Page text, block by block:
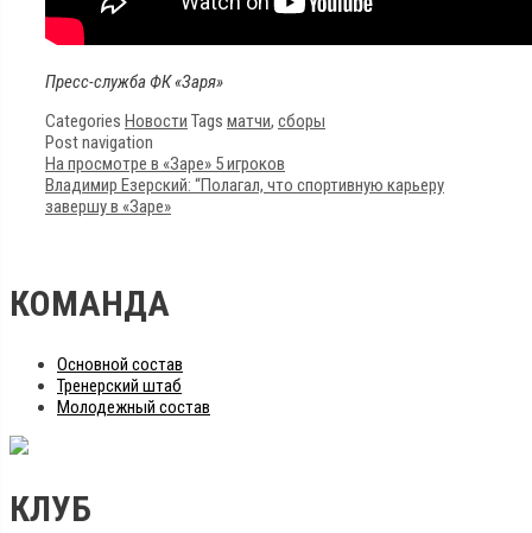
Пресс-служба ФК «Заря»
Categories Новости Tags матчи, сборы
Post navigation
На просмотре в «Заре» 5 игроков
Владимир Езерский: “Полагал, что спортивную карьеру
завершу в «Заре»
КОМАНДА
Основной состав
Тренерский штаб
Молодежный состав
КЛУБ